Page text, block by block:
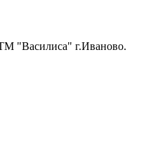
"Василиса" г.Иваново.